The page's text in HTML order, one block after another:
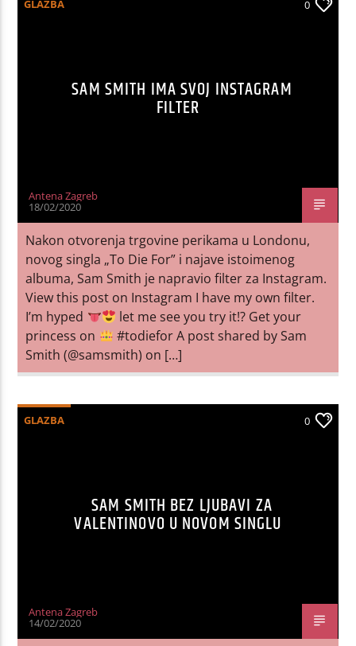
GLAZBA 0
SAM SMITH IMA SVOJ INSTAGRAM
FILTER
Antena Zagreb
18/02/2020
Nakon otvorenja trgovine perikama u Londonu,
novog singla „To Die For” i najave istoimenog
albuma, Sam Smith je napravio filter za Instagram.
View this post on Instagram I have my own filter.
I’m hyped
let me see you try it!? Get your
princess on
#todiefor A post shared by Sam
Smith (@samsmith) on […]
GLAZBA 0
SAM SMITH BEZ LJUBAVI ZA
VALENTINOVO U NOVOM SINGLU
Antena Zagreb
14/02/2020